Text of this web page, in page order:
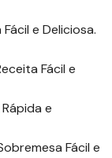
e Deliciosa.
Fácil e
e
Fácil e